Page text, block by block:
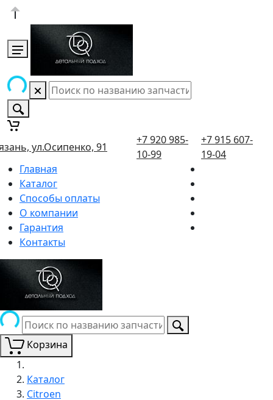
ул.Осипенко, 91
+7 920 985-
10-99
+7 915 607-
19-04
Главная
Каталог
Способы оплаты
О компании
Гарантия
Контакты
Корзина
Каталог
Citroen